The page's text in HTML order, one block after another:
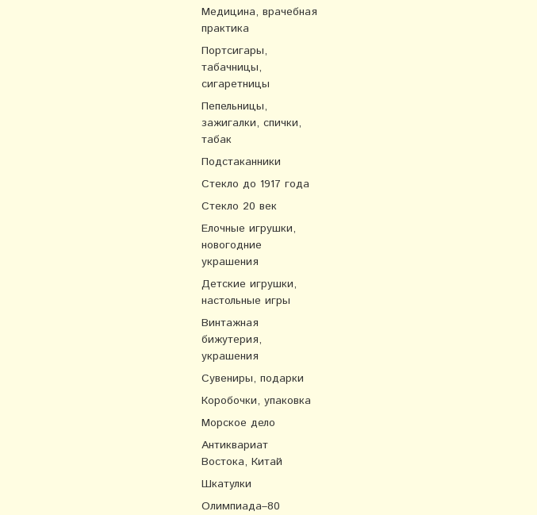
Медицина, врачебная
практика
Портсигары,
табачницы,
сигаретницы
Пепельницы,
зажигалки, спички,
табак
Подстаканники
Стекло до 1917 года
Стекло 20 век
Елочные игрушки,
новогодние
украшения
Детские игрушки,
настольные игры
Винтажная
бижутерия,
украшения
Сувениры, подарки
Коробочки, упаковка
Морское дело
Антиквариат
Востока, Китай
Шкатулки
Олимпиада–80